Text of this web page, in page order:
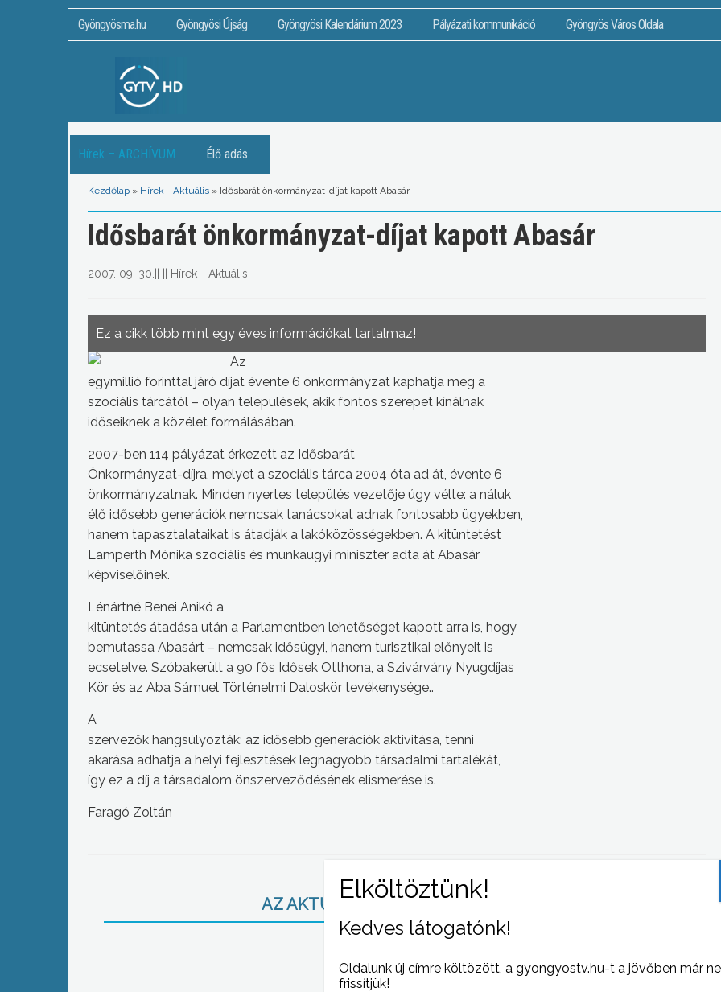
Gyöngyösma.hu Gyöngyösi Újság Gyöngyösi Kalendárium 2023 Pályázati kommunikáció Gyöngyös Város Oldala
Hírek – ARCHÍVUM Élő adás
Kezdőlap » Hírek - Aktuális » Idősbarát önkormányzat-díjat kapott Abasár
Idősbarát önkormányzat-díjat kapott Abasár
2007. 09. 30. Hírek - Aktuális
Ez a cikk több mint egy éves információkat tartalmaz!
Az
egymillió forinttal járó díjat évente 6 önkormányzat kaphatja meg a
szociális tárcától – olyan települések, akik fontos szerepet kínálnak
időseiknek a közélet formálásában.
2007-ben 114 pályázat érkezett az Idősbarát
Önkormányzat-díjra, melyet a szociális tárca 2004 óta ad át, évente 6
önkormányzatnak. Minden nyertes település vezetője úgy vélte: a náluk
élő idősebb generációk nemcsak tanácsokat adnak fontosabb ügyekben,
hanem tapasztalataikat is átadják a lakóközösségekben. A kitüntetést
Lamperth Mónika szociális és munkaügyi miniszter adta át Abasár
képviselőinek.
Lénártné Benei Anikó a
kitüntetés átadása után a Parlamentben lehetőséget kapott arra is, hogy
bemutassa Abasárt – nemcsak idősügyi, hanem turisztikai előnyeit is
ecsetelve. Szóbakerült a 90 fős Idősek Otthona, a Szivárvány Nyugdíjas
Kör és az Aba Sámuel Történelmi Daloskör tevékenysége..
A
szervezők hangsúlyozták: az idősebb generációk aktivitása, tenni
akarása adhatja a helyi fejlesztések legnagyobb társadalmi tartalékát,
így ez a díj a társadalom önszerveződésének elismerése is.
Faragó Zoltán
AZ AKTUÁLIS NAPI HÍREI
Kedves látogatónk!
Oldalunk új címre költözött, a gyongyostv.hu-t a jövőben már
frissítjük!